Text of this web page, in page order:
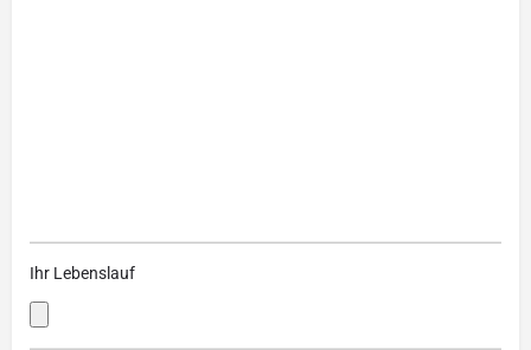
Ihr Lebenslauf